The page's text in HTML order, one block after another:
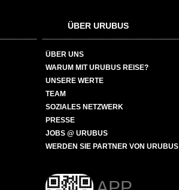
ÜBER URUBUS
ÜBER UNS
WARUM MIT URUBUS REISE?
UNSERE WERTE
TEAM
SOZIALES NETZWERK
PRESSE
JOBS @ URUBUS
WERDEN SIE PARTNER VON URUBUS